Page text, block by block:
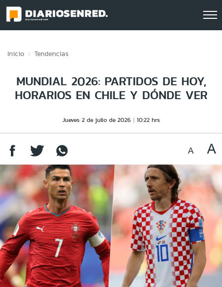
Inicio Tendencias
MUNDIAL 2026: PARTIDOS DE HOY,
HORARIOS EN CHILE Y DÓNDE VER
Jueves 2 de julio de 2026 10:22 hrs